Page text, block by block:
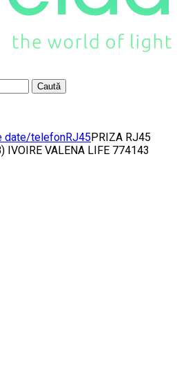
Caută
date/telefonRJ45PRIZA RJ45
IVOIRE VALENA LIFE 774143